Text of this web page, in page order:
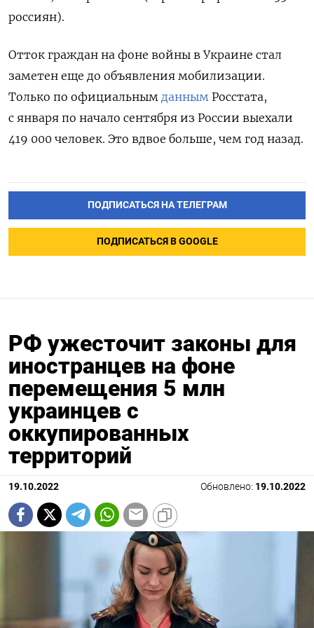
россиян).
Отток граждан на фоне войны в Украине стал
заметен еще до объявления мобилизации.
Только по официальным данным Росстата,
с января по начало сентября из России выехали
419 000 человек. Это вдвое больше, чем год назад.
ПОДПИСАТЬСЯ НА ТЕЛЕГРАМ
ПОДПИСАТЬСЯ В GOOGLE
РФ ужесточит законы для
иностранцев на фоне
перемещения 5 млн
украинцев с
оккупированных
территорий
19.10.2022 Обновлено: 19.10.2022